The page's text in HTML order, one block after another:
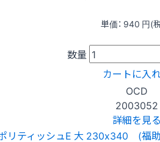
単価： 940 円(
数量
カートに入
OCD
2003052
詳細を見る